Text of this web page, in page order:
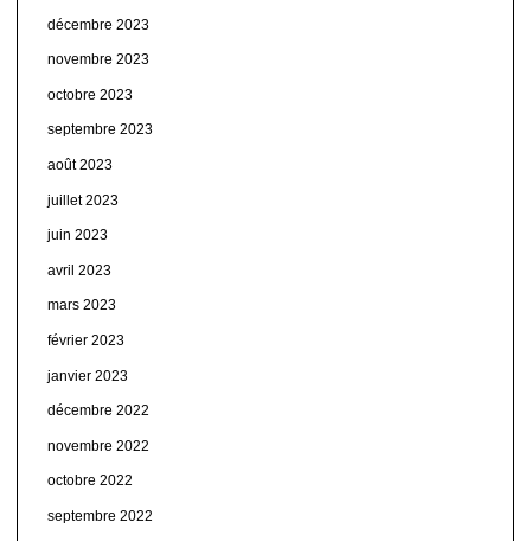
décembre 2023
novembre 2023
octobre 2023
septembre 2023
août 2023
juillet 2023
juin 2023
avril 2023
mars 2023
février 2023
janvier 2023
décembre 2022
novembre 2022
octobre 2022
septembre 2022